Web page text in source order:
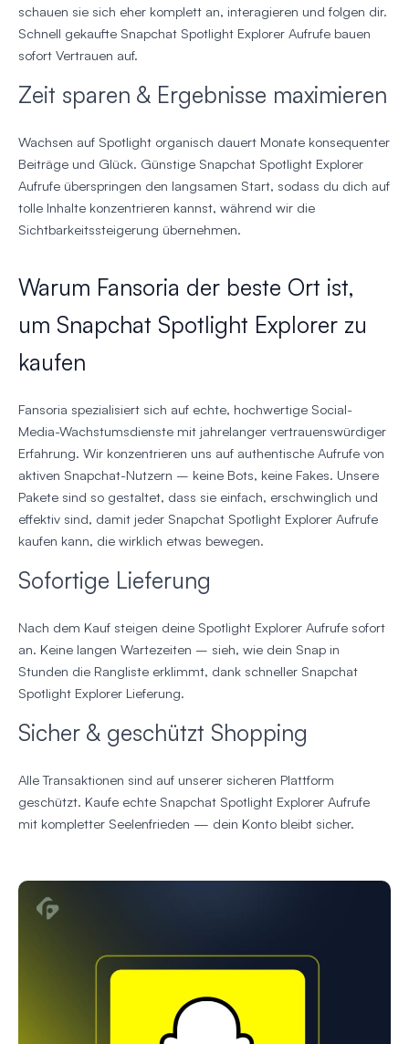
schauen sie sich eher komplett an, interagieren und folgen dir.
Schnell gekaufte Snapchat Spotlight Explorer Aufrufe bauen
sofort Vertrauen auf.
Zeit sparen & Ergebnisse maximieren
Wachsen auf Spotlight organisch dauert Monate konsequenter
Beiträge und Glück. Günstige Snapchat Spotlight Explorer
Aufrufe überspringen den langsamen Start, sodass du dich auf
tolle Inhalte konzentrieren kannst, während wir die
Sichtbarkeitssteigerung übernehmen.
Warum Fansoria der beste Ort ist,
um Snapchat Spotlight Explorer zu
kaufen
Fansoria spezialisiert sich auf echte, hochwertige Social-
Media-Wachstumsdienste mit jahrelanger vertrauenswürdiger
Erfahrung. Wir konzentrieren uns auf authentische Aufrufe von
aktiven Snapchat-Nutzern – keine Bots, keine Fakes. Unsere
Pakete sind so gestaltet, dass sie einfach, erschwinglich und
effektiv sind, damit jeder Snapchat Spotlight Explorer Aufrufe
kaufen kann, die wirklich etwas bewegen.
Sofortige Lieferung
Nach dem Kauf steigen deine Spotlight Explorer Aufrufe sofort
an. Keine langen Wartezeiten – sieh, wie dein Snap in
Stunden die Rangliste erklimmt, dank schneller Snapchat
Spotlight Explorer Lieferung.
Sicher & geschützt Shopping
Alle Transaktionen sind auf unserer sicheren Plattform
geschützt. Kaufe echte Snapchat Spotlight Explorer Aufrufe
mit kompletter Seelenfrieden — dein Konto bleibt sicher.